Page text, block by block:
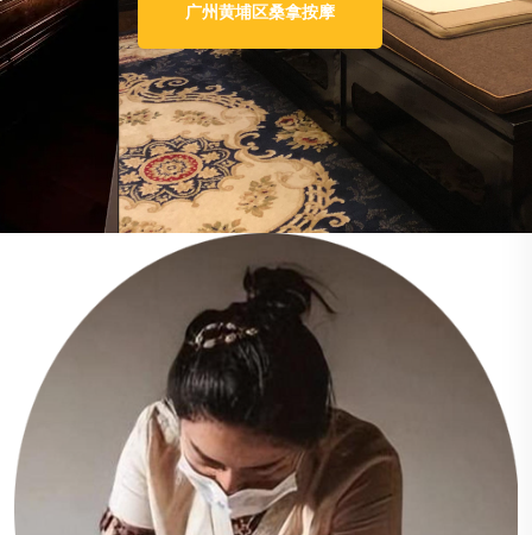
广州黄埔区桑拿按摩